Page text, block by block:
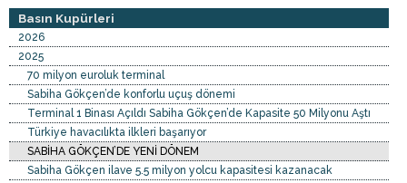
Basın Kupürleri
2026
2025
70 milyon euroluk terminal
Sabiha Gökçen’de konforlu uçuş dönemi
Terminal 1 Binası Açıldı Sabiha Gökçen’de Kapasite 50 Milyonu Aştı
Türkiye havacılıkta ilkleri başarıyor
SABİHA GÖKÇEN’DE YENİ DÖNEM
Sabiha Gökçen ilave 5.5 milyon yolcu kapasitesi kazanacak